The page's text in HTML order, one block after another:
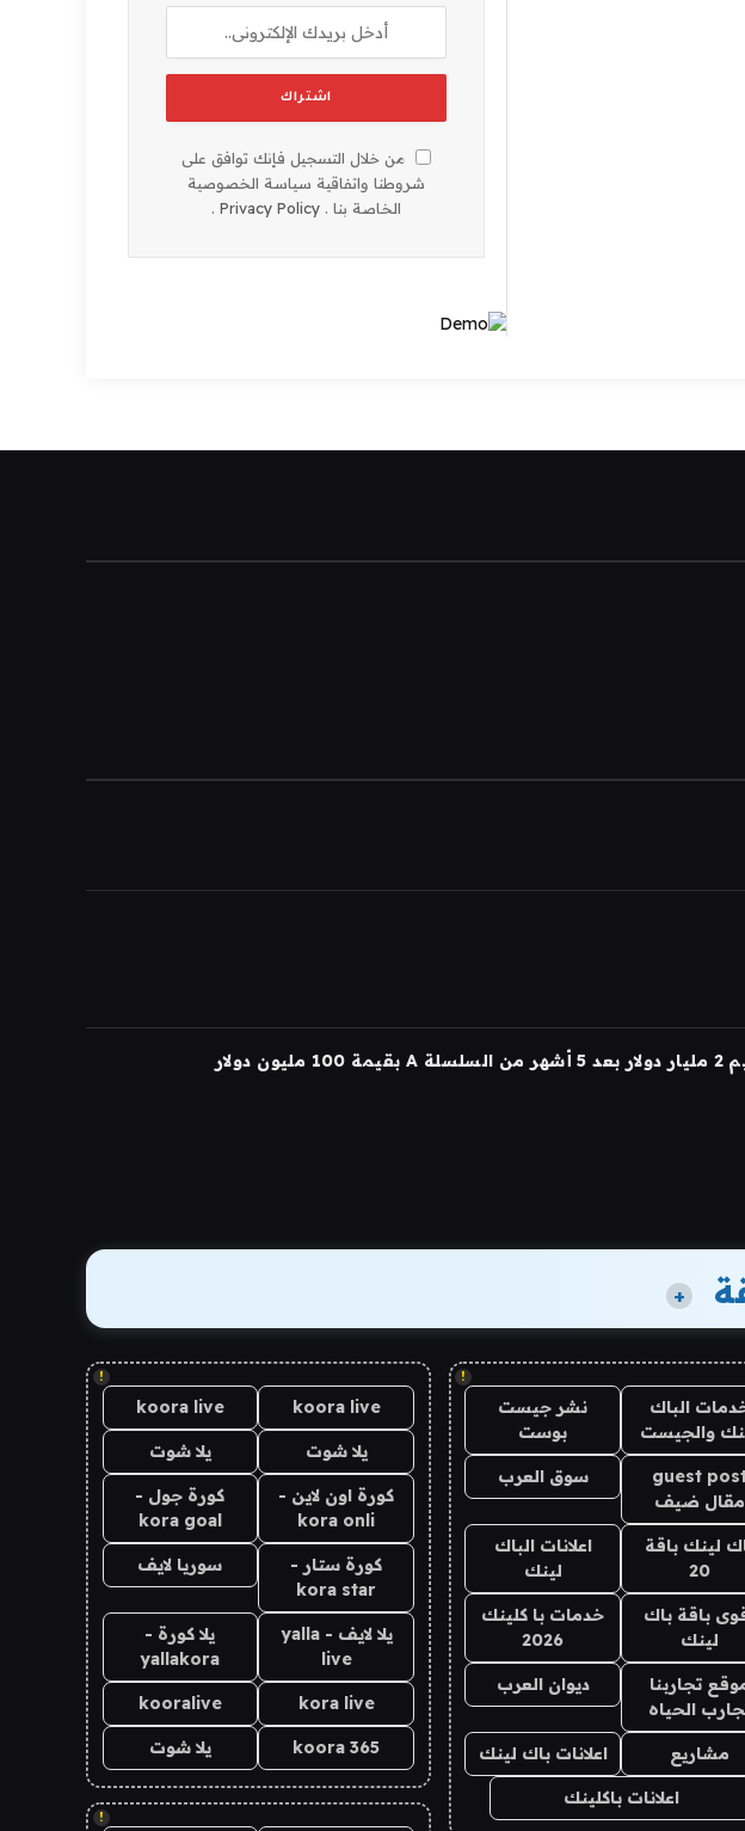
من خلال التسجيل فإنك توافق على
شروطنا واتفاقية سياسة الخصوصية
الخاصة بنا . Privacy Policy
.
+
!
الباك
والجيست
نشر جيست
بوست
guest
مقال ضيف
سوق العرب
لينك باقة
20
اعلانات الباك
لينك
باقة باك
لينك
خدمات با كلينك
2026
تجاربنا
الحياه
ديوان العرب
مشاريع اعلانات باك لينك
اعلانات باكلينك
!
koora live
koora live
يلا شوت يلا شوت
كورة اون لاين -
kora onli
كورة جول -
kora goal
كورة ستار -
kora star
سوريا لايف
يلا لايف - yalla
live
يلا كورة -
yallakora
kora live
kooralive
koora 365 يلا شوت
!